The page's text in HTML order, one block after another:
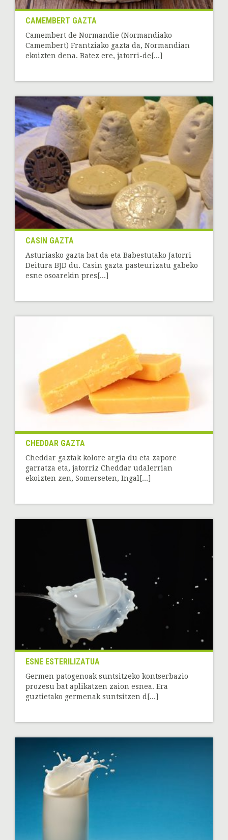
CAMEMBERT GAZTA
Camembert de Normandie (Normandiako
Camembert) Frantziako gazta da, Normandian
ekoizten dena. Batez ere, jatorri-de[...]
CASIN GAZTA
Asturiasko gazta bat da eta Babestutako Jatorri
Deitura BJD du. Casin gazta pasteurizatu gabeko
esne osoarekin pres[...]
CHEDDAR GAZTA
Cheddar gaztak kolore argia du eta zapore
garratza eta, jatorriz Cheddar udalerrian
ekoizten zen, Somerseten, Ingal[...]
ESNE ESTERILIZATUA
Germen patogenoak suntsitzeko kontserbazio
prozesu bat aplikatzen zaion esnea. Era
guztietako germenak suntsitzen d[...]